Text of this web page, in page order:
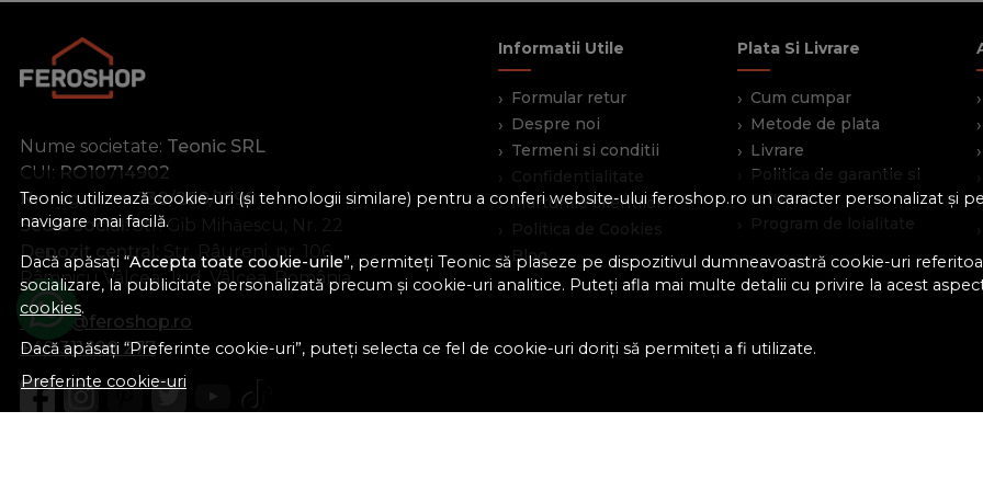
auriu periat
auriu periat deschis
auriu slefuit
bronz antic
Bronz Antic+Bej
cașmir
cires
cires - mat
coroana aurie
crapat
crem
crom
crom / alb
Teonic utilizează cookie-uri (și tehnologii similare) pentru a conferi website-ului feroshop.ro un caracter personalizat și
navigare mai facilă.
Dacă apăsați “Accepta toate cookie-urile”, permiteți Teonic să plaseze pe dispozitivul dumneavoastră cookie-uri
socializare, la publicitate personalizată precum și cookie-uri analitice. Puteți afla mai multe detalii cu privire la acest
cookies.
Dacă apăsați “Preferinte cookie-uri”, puteți selecta ce fel de cookie-uri doriți să permiteți a fi utilizate.
Preferinte cookie-uri
Nume societate: Teonic SRL
CUI: RO10714902
Nr. reg. com.:J38/289/1998
Sediu social:Str. Gib Mihăescu, Nr. 22
Depozit central: Str. Râureni, nr. 106
Râmnicu Vâlcea, Jud. Vâlcea, România
office@feroshop.ro
+40 311 100 277
Informatii Utile
Formular retur
Despre noi
Termeni si conditii
Confidentialitate
Marturiile clientilor
Politica de Cookies
Blog
Plata Si Livrare
Cum cumpar
Metode de plata
Livrare
Politica de garantie si
retururi
Program de loialitate